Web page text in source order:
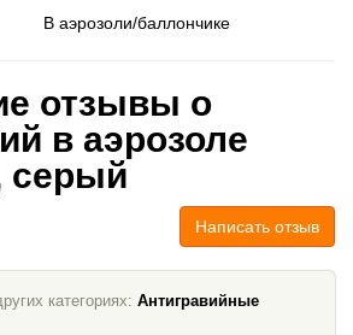
В аэрозоли/баллончике
отзывы о
в аэрозоле
серый
Написать отзыв
категориях: Антигравийные